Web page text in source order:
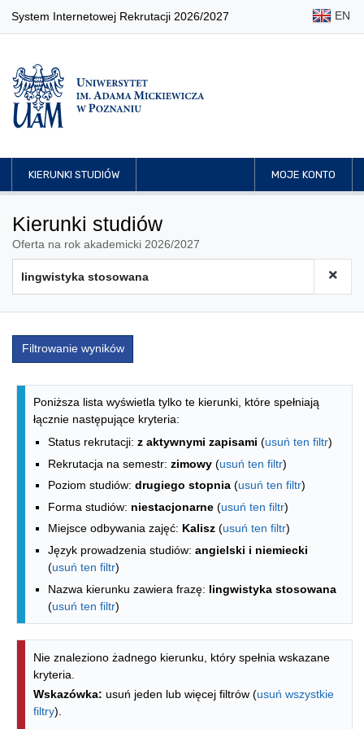
System Internetowej Rekrutacji 2026/2027 EN
KIERUNKI STUDIÓW MOJE KONTO
Kierunki studiów
Oferta na rok akademicki 2026/2027
Filtrowanie wyników
Lista kierunków - indeks alfabetyczny
Poniższa lista wyświetla tylko te kierunki, które spełniają
łącznie następujące kryteria:
Status rekrutacji: z aktywnymi zapisami (usuń ten filtr)
Rekrutacja na semestr: zimowy (usuń ten filtr)
Poziom studiów: drugiego stopnia (usuń ten filtr)
Forma studiów: niestacjonarne (usuń ten filtr)
Miejsce odbywania zajęć: Kalisz (usuń ten filtr)
Język prowadzenia studiów: angielski i niemiecki
(usuń ten filtr)
Nazwa kierunku zawiera frazę: lingwistyka stosowana
(usuń ten filtr)
Nie znaleziono żadnego kierunku, który spełnia wskazane
kryteria.
Wskazówka: usuń jeden lub więcej filtrów (usuń wszystkie
filtry).